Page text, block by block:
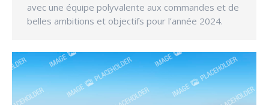
avec une équipe polyvalente aux commandes et de
belles ambitions et objectifs pour l’année 2024.